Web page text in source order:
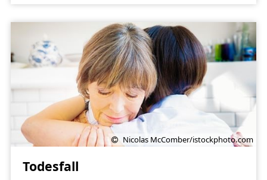
Nicolas McComber/istockphoto.com
Todesfall